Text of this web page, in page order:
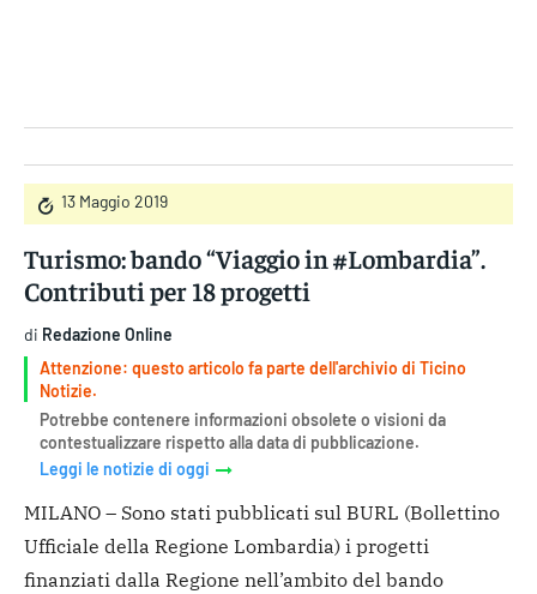
13 Maggio 2019
Turismo: bando “Viaggio in #Lombardia”.
Contributi per 18 progetti
di Redazione Online
Attenzione: questo articolo fa parte dell'archivio di Ticino
Notizie.
Potrebbe contenere informazioni obsolete o visioni da
contestualizzare rispetto alla data di pubblicazione.
Leggi le notizie di oggi
MILANO – Sono stati pubblicati sul BURL (Bollettino
Ufficiale della Regione Lombardia) i progetti
finanziati dalla Regione nell’ambito del bando